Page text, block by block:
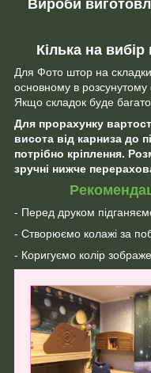
Вироби
Кілька на вибір
Для Фото штор на
основному в розсунутому
Якщо складок буде
Для прорахунку
висота від карниза до
потрібно кріплення.
зручні нижче
- Перед друком
- Створюємо колажі за
- Коригуємо колір